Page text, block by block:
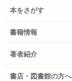
本をさがす
書籍情報
著者紹介
書店・図書館の方へ